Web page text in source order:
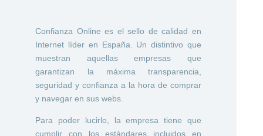
Confianza Online es el sello de calidad en
Internet líder en España. Un distintivo que
muestran aquellas empresas que
garantizan la máxima transparencia,
seguridad y confianza a la hora de comprar
y navegar en sus webs.
Para poder lucirlo, la empresa tiene que
cumplir con los estándares incluidos en